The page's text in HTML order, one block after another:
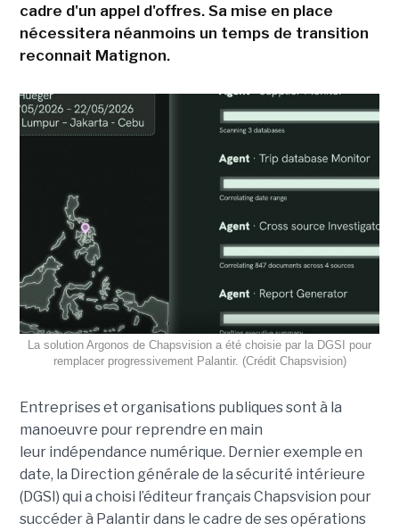
cadre d'un appel d'offres. Sa mise en place
nécessitera néanmoins un temps de transition
reconnait Matignon.
La solution Argonos de Chapsvision a été choisie par la DGSI pour
remplacer progressivement Palantir. (Crédit Chapsvision)
Entreprises et organisations publiques sont à la
manoeuvre pour reprendre en main
leur indépendance numérique. Dernier exemple en
date, la Direction générale de la sécurité intérieure
(DGSI) qui a choisi l’éditeur français Chapsvision pour
succéder à Palantir dans le cadre de ses opérations